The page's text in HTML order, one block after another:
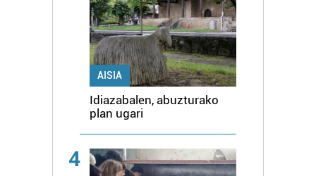
AISIA
Idiazabalen, abuzturako
plan ugari
4